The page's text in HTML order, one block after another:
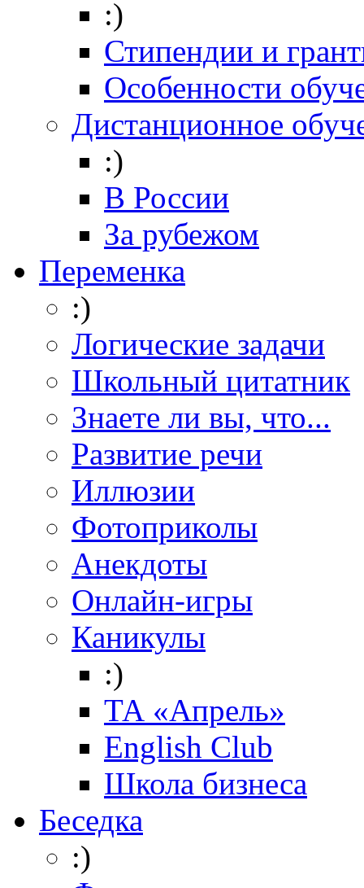
:)
Стипендии и
Особенности
Дистанционное
:)
В России
За рубежом
Переменка
:)
Логические задачи
Школьный цитатник
Знаете ли вы, что...
Развитие речи
Иллюзии
Фотоприколы
Анекдоты
Онлайн-игры
Каникулы
:)
ТА «Апрель»
English Club
Школа бизнеса
Беседка
:)